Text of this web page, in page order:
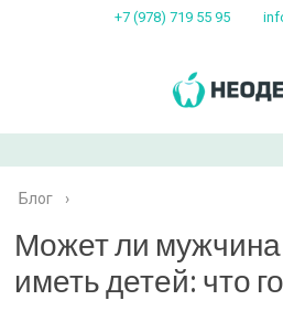
+7 (978) 719 55 95
Блог ›
Может ли мужчина
иметь детей: что